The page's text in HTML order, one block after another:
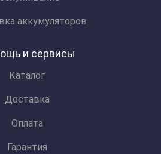
аккумуляторов
и сервисы
Каталог
Доставка
Оплата
Гарантия